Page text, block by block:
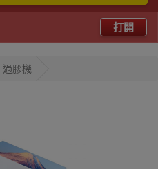
打開
過膠機